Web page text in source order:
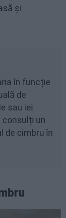
și
în funcție
de
sau iei
un
de cimbru în